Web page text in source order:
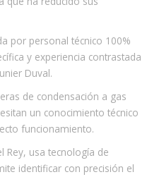
por personal técnico 100%
y experiencia contrastada
Duval.
de condensación a gas
un conocimiento técnico
funcionamiento.
Rey, usa tecnología de
identificar con precisión el